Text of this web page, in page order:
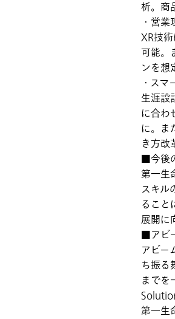
析。商
・営
XR技
可能。
ンを想
・ス
生涯設
に合わ
に。ま
き方改
■今後
第一生
スキル
ること
展開に
■アビ
アビー
ち振る
までを
第一生